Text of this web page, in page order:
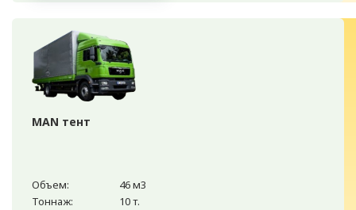
MAN тент
Объем:
46 м3
Тоннаж:
10 т.